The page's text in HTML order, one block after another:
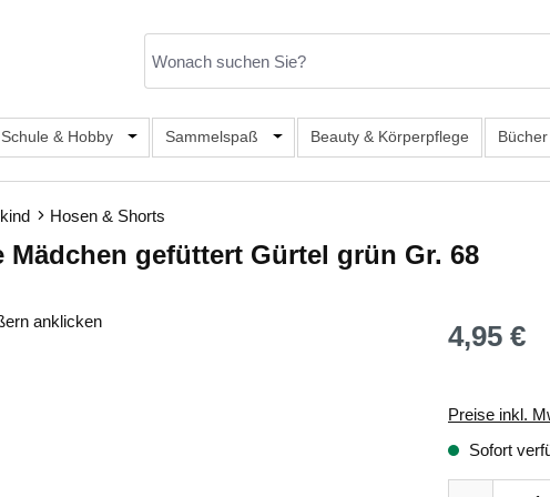
der Kategorie Mode & Accessoires
& Hobby Öffne oder Schließe das Dropdown der Kategorie Büro,
Sammelspaß Öffne oder Schließe das Dropdown
Beauty & Körperpflege
Hosen & Shorts
gefüttert Gürtel grün Gr. 68
anklicken
Regulärer
4,95 €
Preise inkl.
Sofort
Produkt